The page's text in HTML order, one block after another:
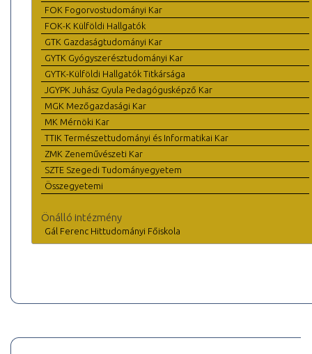
FOK Fogorvostudományi Kar
FOK-K Külföldi Hallgatók
GTK Gazdaságtudományi Kar
GYTK Gyógyszerésztudományi Kar
GYTK-Külföldi Hallgatók Titkársága
JGYPK Juhász Gyula Pedagógusképző Kar
MGK Mezőgazdasági Kar
MK Mérnöki Kar
TTIK Természettudományi és Informatikai Kar
ZMK Zeneművészeti Kar
SZTE Szegedi Tudományegyetem
Összegyetemi
Önálló intézmény
Gál Ferenc Hittudományi Főiskola